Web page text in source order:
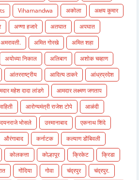
Vihamandwa अकोला
अक्षय कुमार
अण्णा हजारे अतघात
अपघात
अमरावती. अमित गोरखे
अमित शहा
अयोध्या निकाल अलिबाग
अशोक चव्हाण
आंतरराष्ट्रीय आदित्य ठाकरे
आंध्रप्रदेश
महेश दादा लांडगे
आमदार लक्ष्मण जगताप
आरोग्यमंत्री राजेश टोपे
आळंदी
भोसले उस्मानाबाद
एकनाथ शिंदे
औरंगाबाद कर्नाटक
कल्याण डोंबिवली
कोलकत्ता कोल्हापूर क्रिकेट
क्रिडा
गोंदिया गोवा चंद्रपुर
चंद्रपुर.